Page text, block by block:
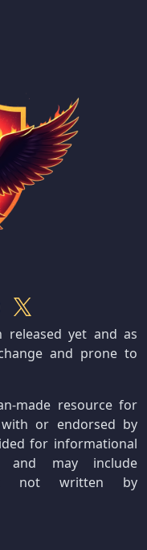
released yet and as
and prone to
made resource for
or endorsed by
for informational
and may include
not written by